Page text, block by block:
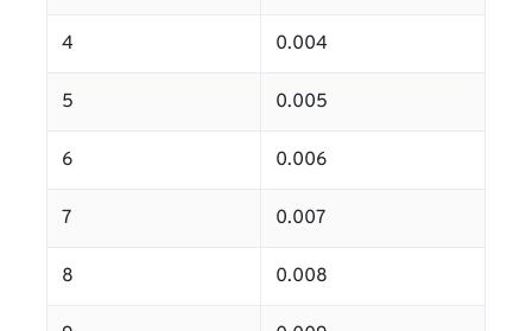
4 0.004
5 0.005
6 0.006
7 0.007
8 0.008